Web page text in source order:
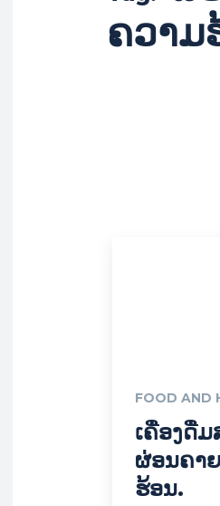
ຄວາມ
FOOD AND
ເຄື່ອງດື່
ຜ່ອນຄາ
ຮ້ອນ.